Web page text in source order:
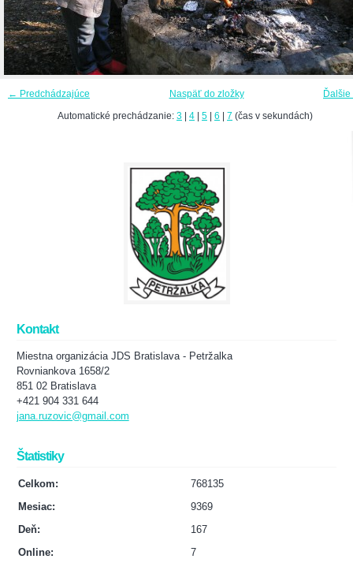
← Predchádzajúce
Naspäť do zložky
Automatické prechádzanie: 3 4 5 6 7 (čas v sekundách)
Kontakt
Miestna organizácia JDS Bratislava - Petržalka
Rovniankova 1658/2
851 02 Bratislava
+421 904 331 644
jana.ruzovic@gmail.com
Štatistiky
Online: 7
Celkom:
768135
Mesiac:
9369
Deň:
167